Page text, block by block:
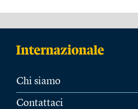
Chi siamo
Contattaci